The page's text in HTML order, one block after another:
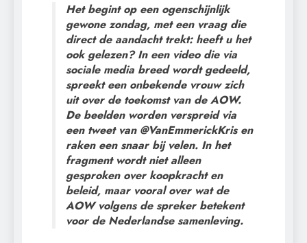
Het begint op een ogenschijnlijk
gewone zondag, met een vraag die
direct de aandacht trekt: heeft u het
ook gelezen? In een video die via
sociale media breed wordt gedeeld,
spreekt een onbekende vrouw zich
uit over de toekomst van de AOW.
De beelden worden verspreid via
een tweet van @VanEmmerickKris en
raken een snaar bij velen. In het
fragment wordt niet alleen
gesproken over koopkracht en
beleid, maar vooral over wat de
AOW volgens de spreker betekent
voor de Nederlandse samenleving.